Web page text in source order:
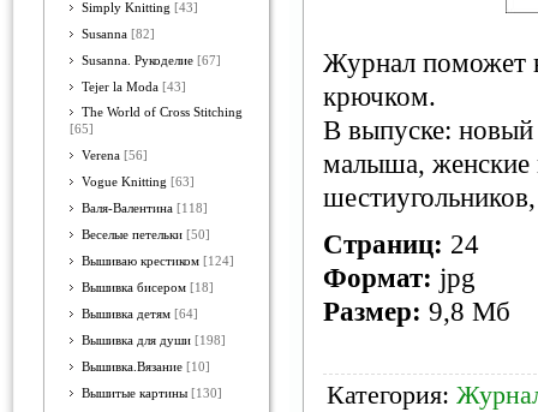
Simply Knitting [43]
Susanna [82]
Susanna. Рукоделие [67]
Tejer la Moda [43]
The World of Cross Stitching
[65]
Verena [56]
Vogue Knitting [63]
Валя-Валентина [118]
Веселые петельки [50]
Вышиваю крестиком [124]
Вышивка бисером [18]
Вышивка детям [64]
Вышивка для души [198]
Вышивка.Вязание [10]
Вышитые картины [130]
Журнал поможет
крючком.
В выпуске: новый
малыша, женские
Страниц: 24
Формат: jpg
Размер: 9,8 Мб
Категория: